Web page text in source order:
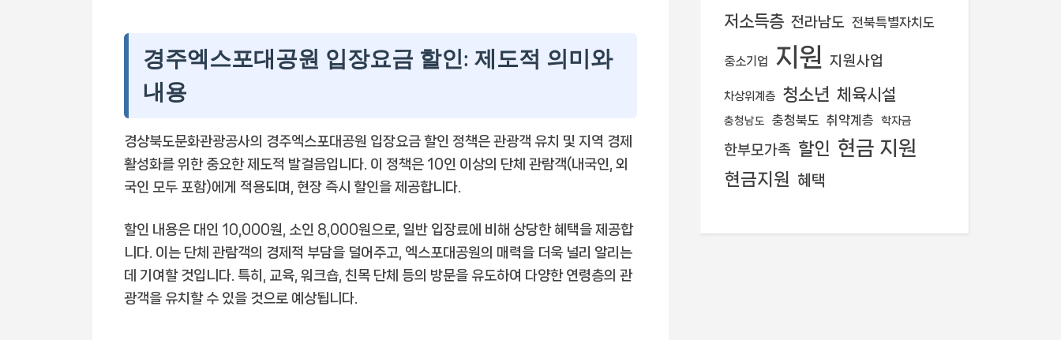
경주엑스포대공원 입장요금 할인: 제도적 의미와
내용
경상북도문화관광공사의 경주엑스포대공원 입장요금 할인 정책은 관광객 유치 및 지역 경제
활성화를 위한 중요한 제도적 발걸음입니다. 이 정책은 10인 이상의 단체 관람객(내국인, 외
국인 모두 포함)에게 적용되며, 현장 즉시 할인을 제공합니다.
할인 내용은 대인 10,000원, 소인 8,000원으로, 일반 입장료에 비해 상당한 혜택을 제공합
니다. 이는 단체 관람객의 경제적 부담을 덜어주고, 엑스포대공원의 매력을 더욱 널리 알리는
데 기여할 것입니다. 특히, 교육, 워크숍, 친목 단체 등의 방문을 유도하여 다양한 연령층의 관
광객을 유치할 수 있을 것으로 예상됩니다.
저소득층 전라남도 전북특별자치도
중소기업 지원 지원사업
차상위계층 청소년 체육시설
충청남도 충청북도 취약계층 학자금
한부모가족 할인 현금 지원
현금지원 혜택